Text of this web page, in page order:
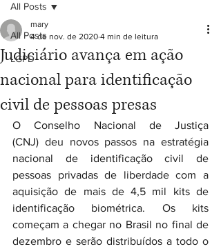
All Posts
LGPD
All Posts
Judiciário avança em ação
nacional para identificação
civil de pessoas presas
mary
4 de nov. de 2020 4 min de leitura
O Conselho Nacional de Justiça
(CNJ) deu novos passos na estratégia
nacional de identificação civil de
pessoas privadas de liberdade com a
aquisição de mais de 4,5 mil kits de
identificação biométrica. Os kits
começam a chegar no Brasil no final de
dezembro e serão distribuídos a todo o